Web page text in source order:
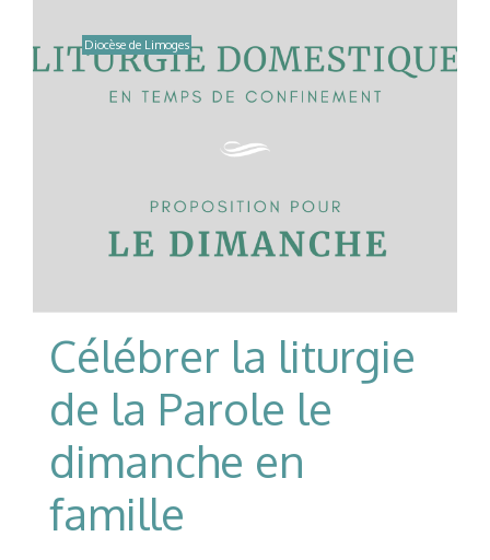
Diocèse de Limoges
Célébrer la liturgie
de la Parole le
dimanche en
famille